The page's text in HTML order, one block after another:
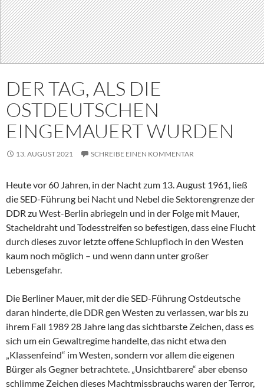
DER TAG, ALS DIE
OSTDEUTSCHEN
EINGEMAUERT WURDEN
13. AUGUST 2021 SCHREIBE EINEN KOMMENTAR
Heute vor 60 Jahren, in der Nacht zum 13. August 1961, ließ
die SED-Führung bei Nacht und Nebel die Sektorengrenze der
DDR zu West-Berlin abriegeln und in der Folge mit Mauer,
Stacheldraht und Todesstreifen so befestigen, dass eine Flucht
durch dieses zuvor letzte offene Schlupfloch in den Westen
kaum noch möglich – und wenn dann unter großer
Lebensgefahr.
Die Berliner Mauer, mit der die SED-Führung Ostdeutsche
daran hinderte, die DDR gen Westen zu verlassen, war bis zu
ihrem Fall 1989 28 Jahre lang das sichtbarste Zeichen, dass es
sich um ein Gewaltregime handelte, das nicht etwa den
„Klassenfeind“ im Westen, sondern vor allem die eigenen
Bürger als Gegner betrachtete. „Unsichtbarere“ aber ebenso
schlimme Zeichen dieses Machtmissbrauchs waren der Terror,